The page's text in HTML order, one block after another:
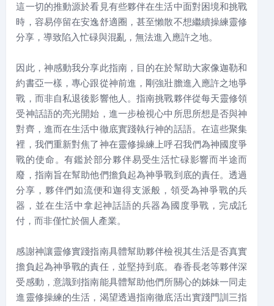
這一切的推動源於看見有些夥伴在生活中面對困境和挑戰
時，容易停留在安逸舒適圈，甚至懶散不想繼續操練靈修
分享，導致陷入忙碌與混亂，無法進入應許之地。
因此，神感動我分享此指南，目的在於幫助大家像迦勒和
約書亞一樣，專心跟從神前進，剛強壯膽進入應許之地爭
戰，而非自私退後影響他人。指南挑戰夥伴從每天靈修領
受神話語的亮光開始，進一步檢視心中所思所想是否與神
對齊，進而在生活中徹底實踐執行神的話語。在這些聚集
裡，我們重新對焦了神在靈修操練上呼召我們為神國度爭
戰的使命。有鑑於部分夥伴易受生活忙碌影響而半途而
廢，指南旨在幫助他們擔負起為神爭戰到底的責任。透過
分享，夥伴們如流便和迦得支派般，領受為神爭戰的兵
器，並在生活中拿起神話語的兵器為國度爭戰，完成託
付，而非僅忙於個人產業。
感謝神讓靈修實踐指南具體幫助夥伴檢視其生活是否真實
擔負起為神爭戰的責任，並堅持到底。春香長老等夥伴深
受感動，意識到指南能具體幫助他們所關心的姊妹一同走
進靈修操練的生活，渴望透過指南徹底活出實踐門訓三指